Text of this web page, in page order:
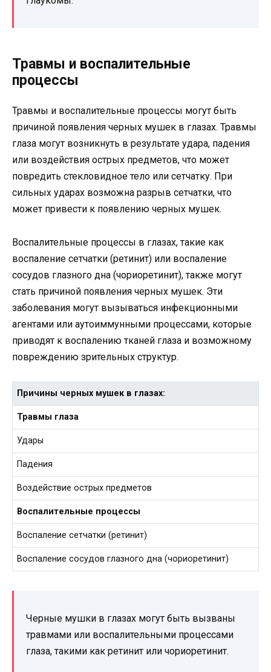
Травмы и воспалительные
процессы
Травмы и воспалительные процессы могут быть
причиной появления черных мушек в глазах. Травмы
глаза могут возникнуть в результате удара, падения
или воздействия острых предметов, что может
повредить стекловидное тело или сетчатку. При
сильных ударах возможна разрыв сетчатки, что
может привести к появлению черных мушек.
Воспалительные процессы в глазах, такие как
воспаление сетчатки (ретинит) или воспаление
сосудов глазного дна (чориоретинит), также могут
стать причиной появления черных мушек. Эти
заболевания могут вызываться инфекционными
агентами или аутоиммунными процессами, которые
приводят к воспалению тканей глаза и возможному
повреждению зрительных структур.
Причины черных мушек в глазах:
Травмы глаза
Удары
Падения
Воздействие острых предметов
Воспалительные процессы
Воспаление сетчатки (ретинит)
Воспаление сосудов глазного дна (чориоретинит)
Черные мушки в глазах могут быть вызваны
травмами или воспалительными процессами
глаза, такими как ретинит или чориоретинит.